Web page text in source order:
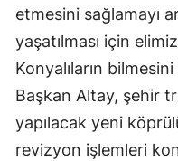
etmesini sağlamayı
yaşatılması için
Konyalıların
Başkan Altay, şehir
yapılacak yeni
revizyon işlemleri